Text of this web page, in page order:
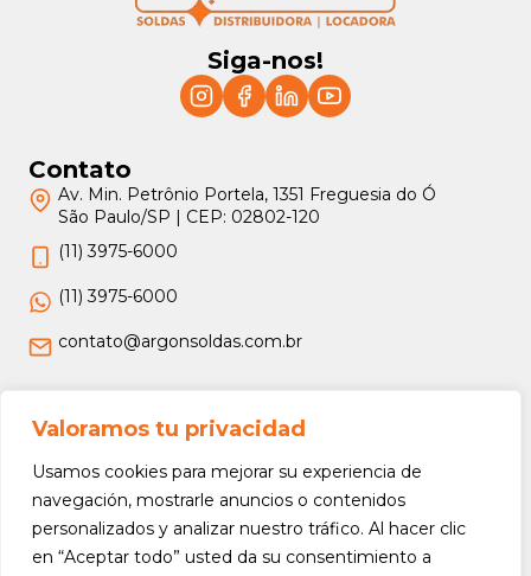
Valoramos tu privacidad
Usamos cookies para mejorar su experiencia de
navegación, mostrarle anuncios o contenidos
personalizados y analizar nuestro tráfico. Al hacer clic
en “Aceptar todo” usted da su consentimiento a
Siga-nos!
Contato
Av. Min. Petrônio Portela, 1351 Freguesia do Ó
São Paulo/SP | CEP: 02802-120
(11) 3975-6000
(11) 3975-6000
contato@argonsoldas.com.br
Jurídico
Termos e Condições
Política de Privacidade
Política de Devolução e Reembolso